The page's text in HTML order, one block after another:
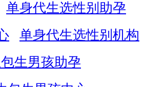
单身代生选性别助孕
单身代生选性别机构
生男孩助孕